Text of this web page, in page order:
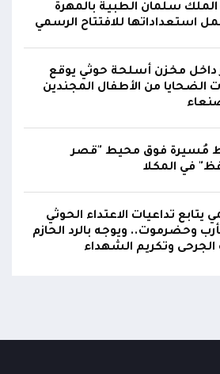
التطورات الميدانية والأمنية واتخاذ ما
بصورة عاجلة ومستمرة بما
للتصعيد الحوثي والتعامل
على مختلف المستويات
جملة من القرارات
إلى رفع مستوى الجاهزية
والدفاع المدني وتعزيز التنسيق
الدولة وحماية المدنيين والمنشآت
الملك سلمان الطبية بالمهرة
استعداداتها للافتتاح الرسمي
داخل مخزن أسلحة حوثي يوقع
الضحايا من الأطفال المجندين
مُسيرة فوق محيط "قصر
في المكلا
يتابع تداعيات الاعتداء الحوثي
وحضرموت.. ويوجه بالرد الحازم
الجرحى وتكريم الشهداء